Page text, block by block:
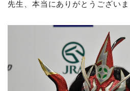
先生、本当にありがとうございま